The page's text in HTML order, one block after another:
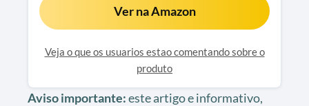
Ver na Amazon
Veja o que os usuarios estao comentando sobre o
produto
Aviso importante:este artigo e informativo,